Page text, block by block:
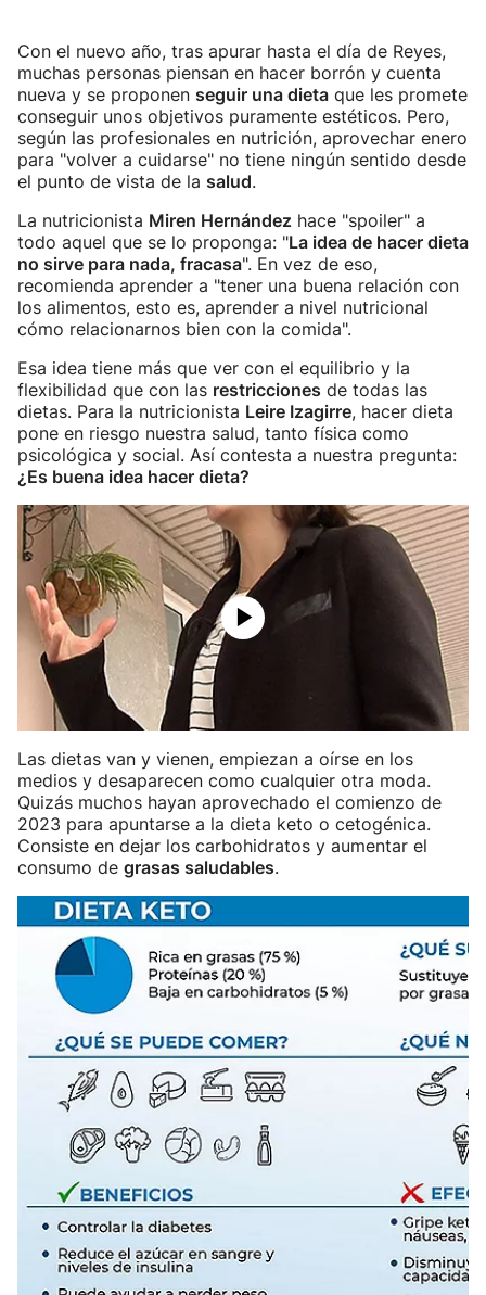
Con el nuevo año, tras apurar hasta el día de Reyes,
muchas personas piensan en hacer borrón y cuenta
nueva y se proponen seguir una dieta que les promete
conseguir unos objetivos puramente estéticos. Pero,
según las profesionales en nutrición, aprovechar enero
para "volver a cuidarse" no tiene ningún sentido desde
el punto de vista de la salud.
La nutricionista Miren Hernández hace "spoiler" a
todo aquel que se lo proponga: "La idea de hacer dieta
no sirve para nada, fracasa". En vez de eso,
recomienda aprender a "tener una buena relación con
los alimentos, esto es, aprender a nivel nutricional
cómo relacionarnos bien con la comida".
Esa idea tiene más que ver con el equilibrio y la
flexibilidad que con las restricciones de todas las
dietas. Para la nutricionista Leire Izagirre, hacer dieta
pone en riesgo nuestra salud, tanto física como
psicológica y social. Así contesta a nuestra pregunta:
¿Es buena idea hacer dieta?
Las dietas van y vienen, empiezan a oírse en los
medios y desaparecen como cualquier otra moda.
Quizás muchos hayan aprovechado el comienzo de
2023 para apuntarse a la dieta keto o cetogénica.
Consiste en dejar los carbohidratos y aumentar el
consumo de grasas saludables.